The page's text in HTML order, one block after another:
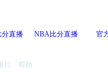
分直播 NBA比分直播 官
行 帮助